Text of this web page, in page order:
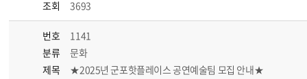
조회
3693
번호
1141
분류
문화
제목
★2025년 군포핫플레이스 공연예술팀 모집 안내★